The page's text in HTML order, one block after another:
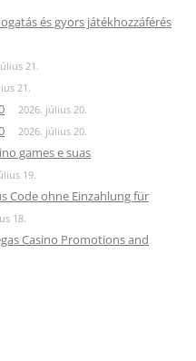
és gyors játékhozzáférés
21.
21.
2026. július 20.
2026. július 20.
games e suas
19.
Code ohne Einzahlung für
18.
Casino Promotions and